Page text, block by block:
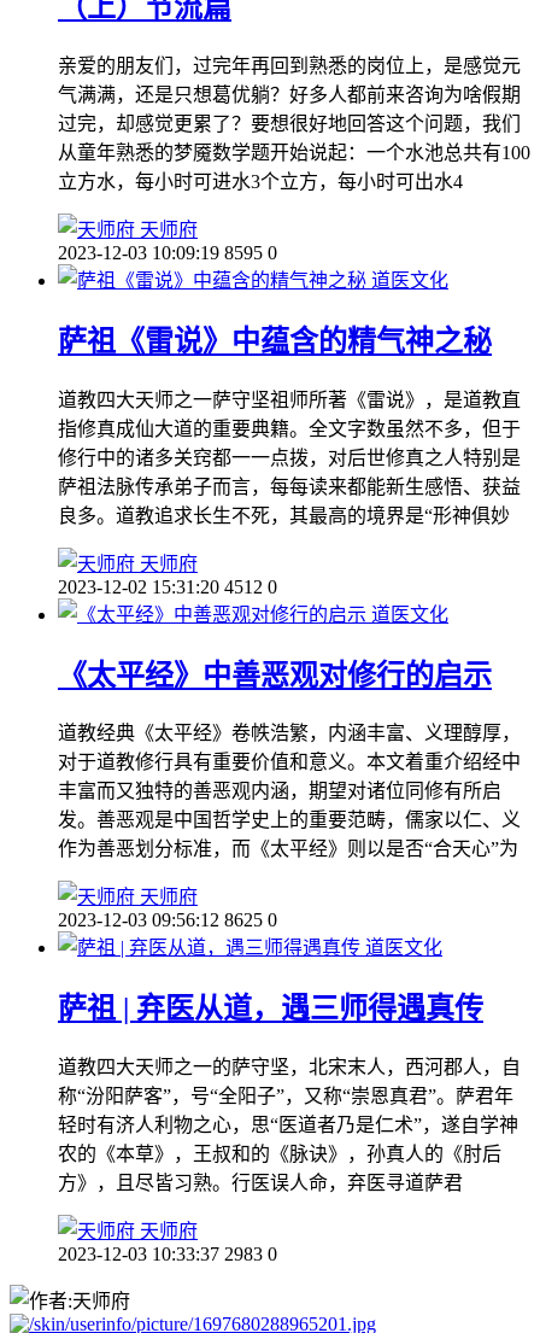
（上）节流篇
亲爱的朋友们，过完年再回到熟悉的岗位上，是感觉元
气满满，还是只想葛优躺？好多人都前来咨询为啥假期
过完，却感觉更累了？要想很好地回答这个问题，我们
从童年熟悉的梦魇数学题开始说起：一个水池总共有100
立方水，每小时可进水3个立方，每小时可出水4
天师府
2023-12-03 10:09:19 8595 0
道医文化
萨祖《雷说》中蕴含的精气神之秘
道教四大天师之一萨守坚祖师所著《雷说》，是道教直
指修真成仙大道的重要典籍。全文字数虽然不多，但于
修行中的诸多关窍都一一点拨，对后世修真之人特别是
萨祖法脉传承弟子而言，每每读来都能新生感悟、获益
良多。道教追求长生不死，其最高的境界是“形神俱妙
天师府
2023-12-02 15:31:20 4512 0
道医文化
《太平经》中善恶观对修行的启示
道教经典《太平经》卷帙浩繁，内涵丰富、义理醇厚，
对于道教修行具有重要价值和意义。本文着重介绍经中
丰富而又独特的善恶观内涵，期望对诸位同修有所启
发。善恶观是中国哲学史上的重要范畴，儒家以仁、义
作为善恶划分标准，而《太平经》则以是否“合天心”为
天师府
2023-12-03 09:56:12 8625 0
道医文化
萨祖 | 弃医从道，遇三师得遇真传
道教四大天师之一的萨守坚，北宋末人，西河郡人，自
称“汾阳萨客”，号“全阳子”，又称“崇恩真君”。萨君年
轻时有济人利物之心，思“医道者乃是仁术”，遂自学神
农的《本草》，王叔和的《脉诀》，孙真人的《肘后
方》，且尽皆习熟。行医误人命，弃医寻道萨君
天师府
2023-12-03 10:33:37 2983 0